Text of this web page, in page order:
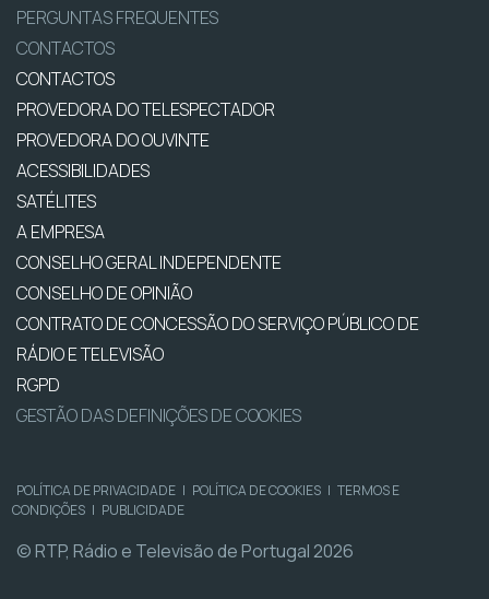
PERGUNTAS FREQUENTES
CONTACTOS
CONTACTOS
PROVEDORA DO TELESPECTADOR
PROVEDORA DO OUVINTE
ACESSIBILIDADES
SATÉLITES
A EMPRESA
CONSELHO GERAL INDEPENDENTE
CONSELHO DE OPINIÃO
CONTRATO DE CONCESSÃO DO SERVIÇO PÚBLICO DE
RÁDIO E TELEVISÃO
RGPD
GESTÃO DAS DEFINIÇÕES DE COOKIES
POLÍTICA DE PRIVACIDADE | POLÍTICA DE COOKIES | TERMOS E
CONDIÇÕES | PUBLICIDADE
© RTP, Rádio e Televisão de Portugal 2026